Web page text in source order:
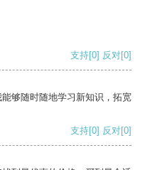
支持[0] 反对[0]
够随时随地学习新知识，拓宽
支持[0] 反对[0]